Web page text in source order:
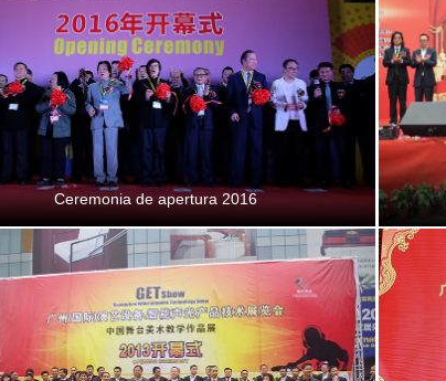
Ceremonia de apertura 2016